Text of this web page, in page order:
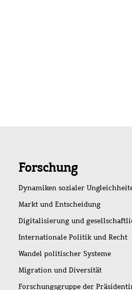
Forschung
Dynamiken sozialer
Markt und Entscheidung
Digitalisierung und
Internationale Politik und Recht
Wandel politischer Systeme
Migration und Diversität
Forschungsgruppe der